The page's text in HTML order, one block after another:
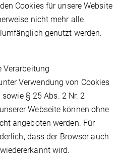
Cookies für unsere Website
nicht mehr alle
genutzt werden.
Verarbeitung
Verwendung von Cookies
§ 25 Abs. 2 Nr. 2
Webseite können ohne
angeboten werden. Für
dass der Browser auch
wird.